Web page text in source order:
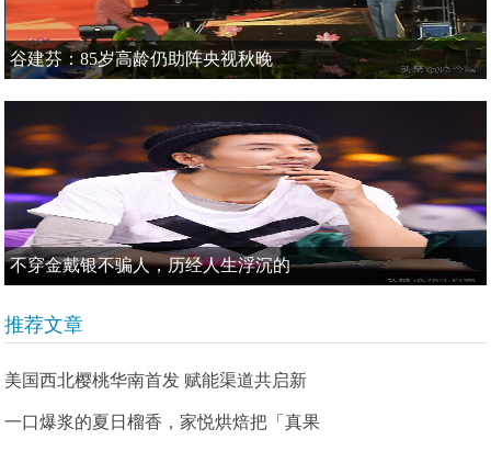
谷建芬：85岁高龄仍助阵央视秋晚
不穿金戴银不骗人，历经人生浮沉的
推荐文章
美国西北樱桃华南首发 赋能渠道共启新
一口爆浆的夏日榴香，家悦烘焙把「真果